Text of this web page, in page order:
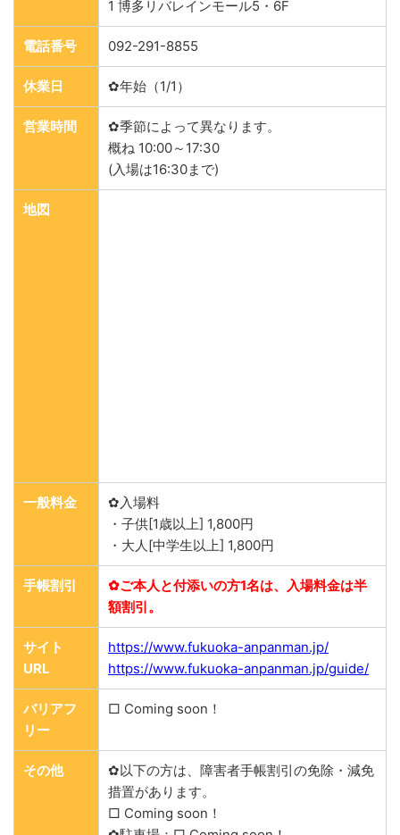
1 博多リバレインモール5・6F
電話番号 092-291-8855
休業日 ✿年始（1/1）
営業時間
✿季節によって異なります。
概ね 10:00～17:30
(入場は16:30まで)
地図
一般料金
✿入場料
・子供[1歳以上] 1,800円
・大人[中学生以上] 1,800円
手帳割引
✿ご本人と付添いの方1名は、入場料金は半
額割引。
サイト
URL
https://www.fukuoka-anpanman.jp/
https://www.fukuoka-anpanman.jp/guide/
バリアフ
リー
□ Coming soon！
その他
✿以下の方は、障害者手帳割引の免除・減免
措置があります。
□ Coming soon！